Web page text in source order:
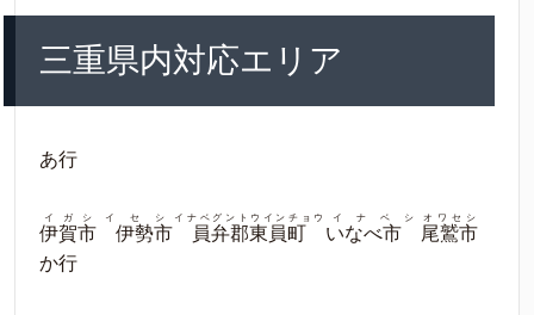
三重県内対応エリア
あ行
伊賀市
イガシ
伊勢市
イセシ
員弁郡東員町
イナベグントウインチョウ
いなべ市
イナベシ
尾鷲市
オワセシ
か行